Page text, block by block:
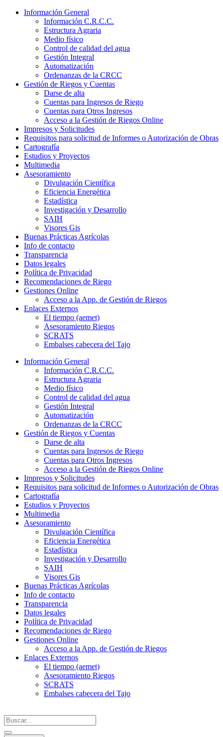
Información General
Información C.R.C.C.
Estructura Agraria
Medio físico
Control de calidad del agua
Gestión Integral
Automatización
Ordenanzas de la CRCC
Gestión de Riegos y Cuentas
Darse de alta
Cuentas para Ingresos de Riego
Cuentas para Otros Ingresos
Acceso a la Gestión de Riegos Online
Impresos y Solicitudes
Requisitos para solicitud de Informes o Autorización de Obras
Cartografía
Estudios y Proyectos
Multimedia
Asesoramiento
Divulgación Científica
Eficiencia Energética
Estadística
Investigación y Desarrollo
SAIH
Visores Gis
Buenas Prácticas Agrícolas
Info de contacto
Transparencia
Datos legales
Política de Privacidad
Recomendaciones de Riego
Gestiones Online
Acceso a la App. de Gestión de Riegos
Enlaces Externos
El tiempo (aemet)
Asesoramiento Riegos
SCRATS
Embalses cabecera del Tajo
Información General
Información C.R.C.C.
Estructura Agraria
Medio físico
Control de calidad del agua
Gestión Integral
Automatización
Ordenanzas de la CRCC
Gestión de Riegos y Cuentas
Darse de alta
Cuentas para Ingresos de Riego
Cuentas para Otros Ingresos
Acceso a la Gestión de Riegos Online
Impresos y Solicitudes
Requisitos para solicitud de Informes o Autorización de Obras
Cartografía
Estudios y Proyectos
Multimedia
Asesoramiento
Divulgación Científica
Eficiencia Energética
Estadística
Investigación y Desarrollo
SAIH
Visores Gis
Buenas Prácticas Agrícolas
Info de contacto
Transparencia
Datos legales
Política de Privacidad
Recomendaciones de Riego
Gestiones Online
Acceso a la App. de Gestión de Riegos
Enlaces Externos
El tiempo (aemet)
Asesoramiento Riegos
SCRATS
Embalses cabecera del Tajo
Search
...